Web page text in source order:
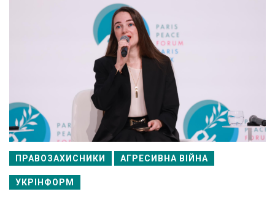
ПРАВОЗАХИСНИКИ АГРЕСИВНА ВІЙНА
УКРІНФОРМ